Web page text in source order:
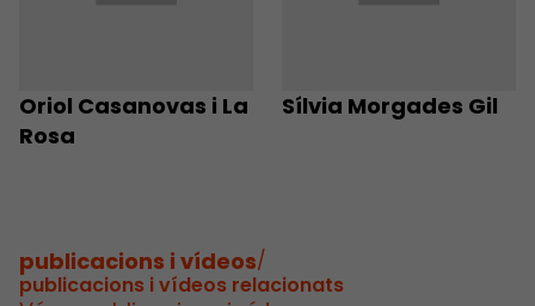
Oriol Casanovas i La
Rosa
Sílvia Morgades Gil
publicacions i vídeos/
publicacions i vídeos relacionats